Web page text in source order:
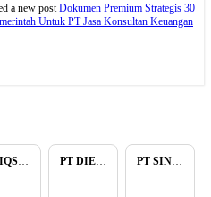
a new post Dokumen Premium Strategis 30
Untuk PT Jasa Konsultan Keuangan
PT IQSA FAJAR INDONESIA PT DIENZEE PERKASA ABADI PT SINAR PACIFIC ENERGY